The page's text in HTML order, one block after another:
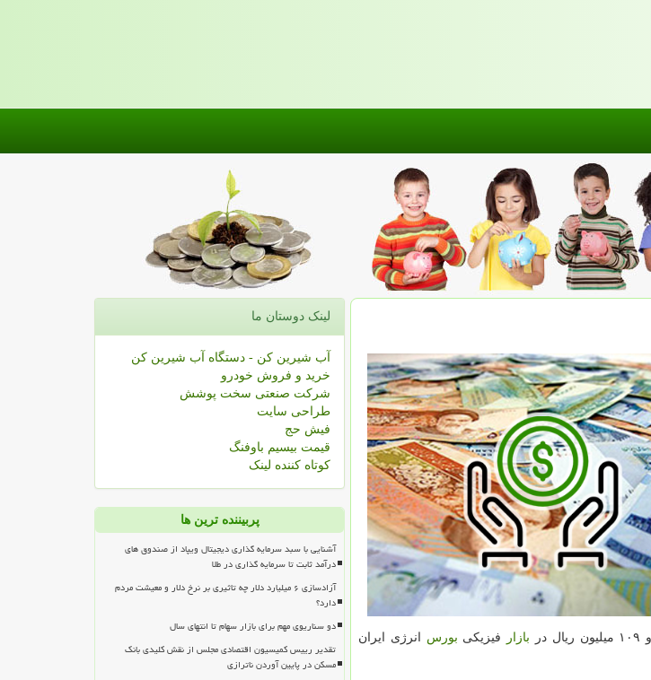
بازار فیزیكی بورس انرژی ایران
لینک دوستان ما
آب شیرین کن - دستگاه آب شیرین کن
خرید و فروش خودرو
شرکت صنعتی سخت پوشش
طراحی سایت
فیش حج
قیمت بیسیم باوفنگ
کوتاه کننده لینک
پربیننده ترین ها
آشنایی با سبد سرمایه گذاری دیجیتال ویپاد از صندوق های
درآمد ثابت تا سرمایه گذاری در طلا
آزادسازی ۶ میلیارد دلار چه تاثیری بر نرخ دلار و معیشت مردم
دارد؟
دو سناریوی مهم برای بازار سهام تا انتهای سال
تقدیر رییس کمیسیون اقتصادی مجلس از نقش کلیدی بانک
مسکن در پایین آوردن ناترازی